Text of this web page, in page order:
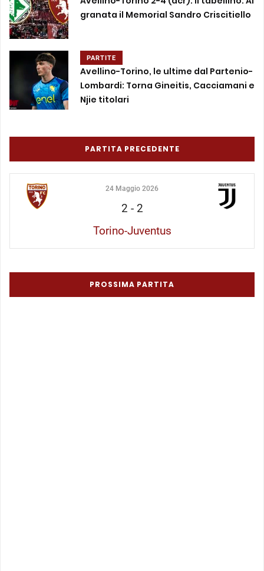
granata il Memorial Sandro Criscitiello
PARTITE
Avellino-Torino, le ultime dal Partenio-
Lombardi: Torna Gineitis, Cacciamani e
Njie titolari
PARTITA PRECEDENTE
24 Maggio 2026
2 - 2
Torino-Juventus
PROSSIMA PARTITA